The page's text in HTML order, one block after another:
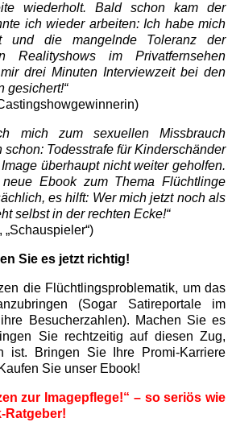
wiederholt. Bald schon kam der
ich wieder arbeiten: Ich habe mich
und die mangelnde Toleranz der
Realityshows im Privatfernsehen
drei Minuten Interviewzeit bei den
gesichert!“
mich zum sexuellen Missbrauch
Todesstrafe für Kinderschänder
überhaupt nicht weiter geholfen.
Ebook zum Thema Flüchtlinge
es hilft: Wer mich jetzt noch als
selbst in der rechten Ecke!“
Sie es jetzt richtig!
die Flüchtlingsproblematik, um das
(Sogar Satireportale im
Besucherzahlen). Machen Sie es
Sie rechtzeitig auf diesen Zug,
ist. Bringen Sie Ihre Promi-Karriere
Sie unser Ebook!
zur Imagepflege!“ – so seriös wie
Ratgeber!